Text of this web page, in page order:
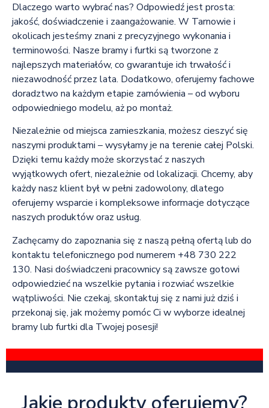
Dlaczego warto wybrać nas? Odpowiedź jest prosta:
jakość, doświadczenie i zaangażowanie. W Tarnowie i
okolicach jesteśmy znani z precyzyjnego wykonania i
terminowości. Nasze bramy i furtki są tworzone z
najlepszych materiałów, co gwarantuje ich trwałość i
niezawodność przez lata. Dodatkowo, oferujemy fachowe
doradztwo na każdym etapie zamówienia – od wyboru
odpowiedniego modelu, aż po montaż.
Niezależnie od miejsca zamieszkania, możesz cieszyć się
naszymi produktami – wysyłamy je na terenie całej Polski.
Dzięki temu każdy może skorzystać z naszych
wyjątkowych ofert, niezależnie od lokalizacji. Chcemy, aby
każdy nasz klient był w pełni zadowolony, dlatego
oferujemy wsparcie i kompleksowe informacje dotyczące
naszych produktów oraz usług.
Zachęcamy do zapoznania się z naszą pełną ofertą lub do
kontaktu telefonicznego pod numerem +48 730 222
130. Nasi doświadczeni pracownicy są zawsze gotowi
odpowiedzieć na wszelkie pytania i rozwiać wszelkie
wątpliwości. Nie czekaj, skontaktuj się z nami już dziś i
przekonaj się, jak możemy pomóc Ci w wyborze idealnej
bramy lub furtki dla Twojej posesji!